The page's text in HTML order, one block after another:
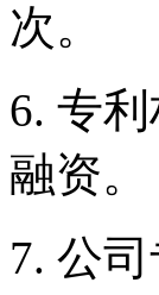
次。
6. 专
融资。
7. 公